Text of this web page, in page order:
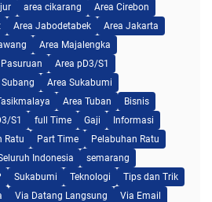
area cikarang
Area Cirebon
Area Jabodetabek
Area Jakarta
Area Majalengka
Area pD3/S1
Area Sukabumi
Area Tuban
Bisnis
S1 full Time Gaji
Informasi
Ratu Part Time
Pelabuhan Ratu
Indonesia
semarang
Sukabumi Teknologi
Tips dan Trik
Via Datang Langsung
Via Email